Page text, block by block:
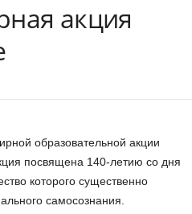
акция
образовательной акции
посвящена 140-летию со дня
которого существенно
самосознания.